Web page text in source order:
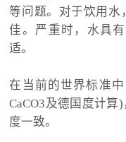
等问题。对于饮用水
佳。严重时，水具
适。
在当前的世界标准
CaCO3及德国度计算
度一致。